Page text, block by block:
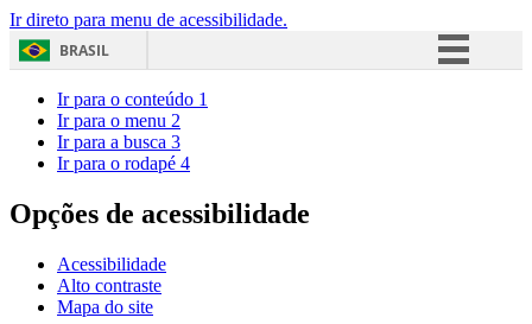
Ir direto para menu de acessibilidade.
BRASIL
Acesso à informação
Ir para o conteúdo 1
Ir para o menu 2
Ir para a busca 3
Ir para o rodapé 4
Opções de acessibilidade
Acessibilidade
Alto contraste
Mapa do site